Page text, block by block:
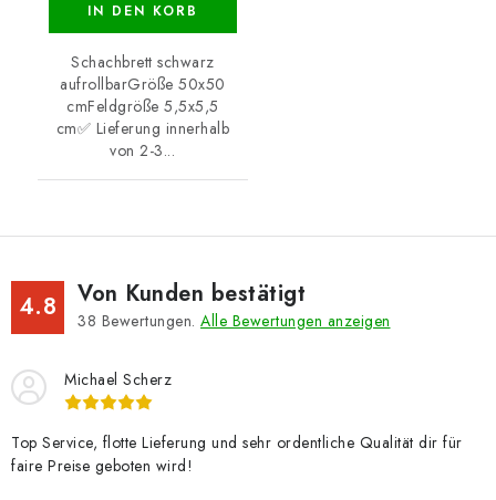
IN DEN KORB
Schachbrett schwarz
aufrollbarGröße 50x50
cmFeldgröße 5,5x5,5
cm✅ Lieferung innerhalb
von 2-3...
4.8 Von Kunden bestätigt
38 Bewertungen. Alle Bewertungen anzeigen
Michael Scherz
Top Service, flotte Lieferung und sehr ordentliche Qualität dir für
faire Preise geboten wird!